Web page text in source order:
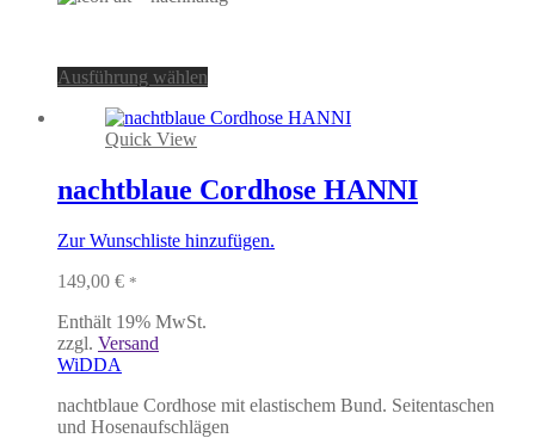
Ausführung wählen
weist
auf.
Die
können
Quick View
nachtblaue Cordhose HANNI
Zur Wunschliste hinzufügen.
149,00 € *
Enthält 19% MwSt.
zzgl. Versand
WiDDA
nachtblaue Cordhose mit elastischem Bund. Seitentaschen
und Hosenaufschlägen